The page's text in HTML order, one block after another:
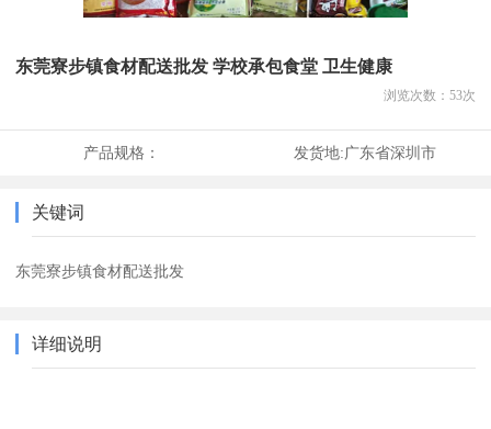
东莞寮步镇食材配送批发 学校承包食堂 卫生健康
浏览次数： 53次
产品规格： 发货地:广东省深圳市
关键词
东莞寮步镇食材配送批发
详细说明